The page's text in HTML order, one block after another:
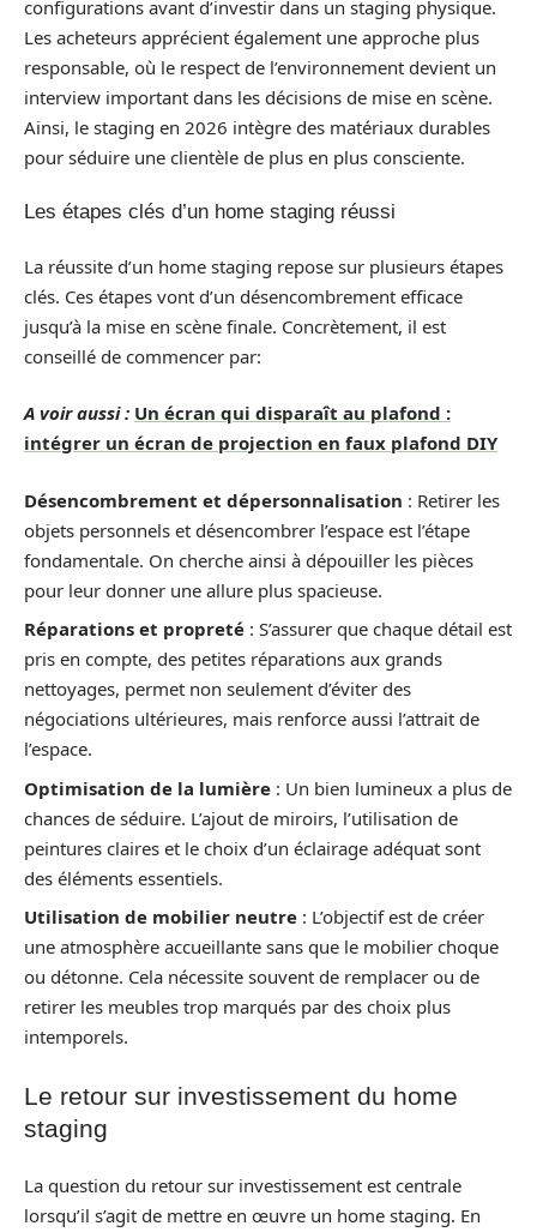
configurations avant d’investir dans un staging physique.
Les acheteurs apprécient également une approche plus
responsable, où le respect de l’environnement devient un
interview important dans les décisions de mise en scène.
Ainsi, le staging en 2026 intègre des matériaux durables
pour séduire une clientèle de plus en plus consciente.
Les étapes clés d’un home staging réussi
La réussite d’un home staging repose sur plusieurs étapes
clés. Ces étapes vont d’un désencombrement efficace
jusqu’à la mise en scène finale. Concrètement, il est
conseillé de commencer par:
A voir aussi : Un écran qui disparaît au plafond :
intégrer un écran de projection en faux plafond DIY
Désencombrement et dépersonnalisation : Retirer les
objets personnels et désencombrer l’espace est l’étape
fondamentale. On cherche ainsi à dépouiller les pièces
pour leur donner une allure plus spacieuse.
Réparations et propreté : S’assurer que chaque détail est
pris en compte, des petites réparations aux grands
nettoyages, permet non seulement d’éviter des
négociations ultérieures, mais renforce aussi l’attrait de
l’espace.
Optimisation de la lumière : Un bien lumineux a plus de
chances de séduire. L’ajout de miroirs, l’utilisation de
peintures claires et le choix d’un éclairage adéquat sont
des éléments essentiels.
Utilisation de mobilier neutre : L’objectif est de créer
une atmosphère accueillante sans que le mobilier choque
ou détonne. Cela nécessite souvent de remplacer ou de
retirer les meubles trop marqués par des choix plus
intemporels.
Le retour sur investissement du home
staging
La question du retour sur investissement est centrale
lorsqu’il s’agit de mettre en œuvre un home staging. En